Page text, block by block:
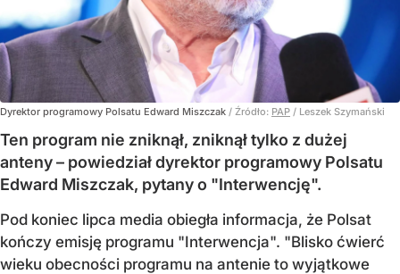
Dyrektor programowy Polsatu Edward Miszczak / Źródło: PAP / Leszek Szymański
Ten program nie zniknął, zniknął tylko z dużej
anteny – powiedział dyrektor programowy Polsatu
Edward Miszczak, pytany o "Interwencję".
Pod koniec lipca media obiegła informacja, że Polsat
kończy emisję programu "Interwencja". "Blisko ćwierć
wieku obecności programu na antenie to wyjątkowe